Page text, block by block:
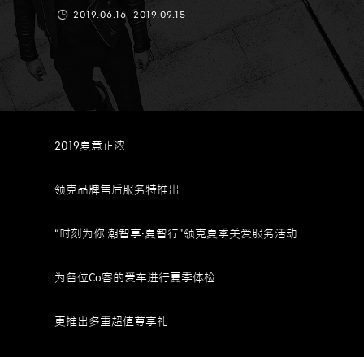
2019.06.16 -2019.09.15
2019夏意正浓
领克品牌售后服务特推出
“时刻为你 潮智享·夏智行”领克夏季关爱服务活动
为各位Co客的爱车进行夏季体检
更推出多重超值尊享礼！